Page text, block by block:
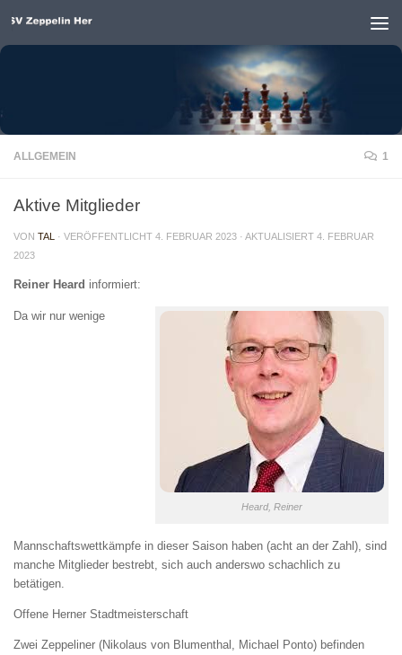
Unter dem Inhalt
ALLGEMEIN 1
Aktive Mitglieder
VON TAL · VERÖFFENTLICHT 4. FEBRUAR 2023 · AKTUALISIERT 4. FEBRUAR
2023
Reiner Heard informiert:
Heard, Reiner
Da wir nur wenige
Mannschaftswettkämpfe in dieser Saison haben (acht an der Zahl), sind
manche Mitglieder bestrebt, sich auch anderswo schachlich zu
betätigen.
Offene Herner Stadtmeisterschaft
Zwei Zeppeliner (Nikolaus von Blumenthal, Michael Ponto) befinden